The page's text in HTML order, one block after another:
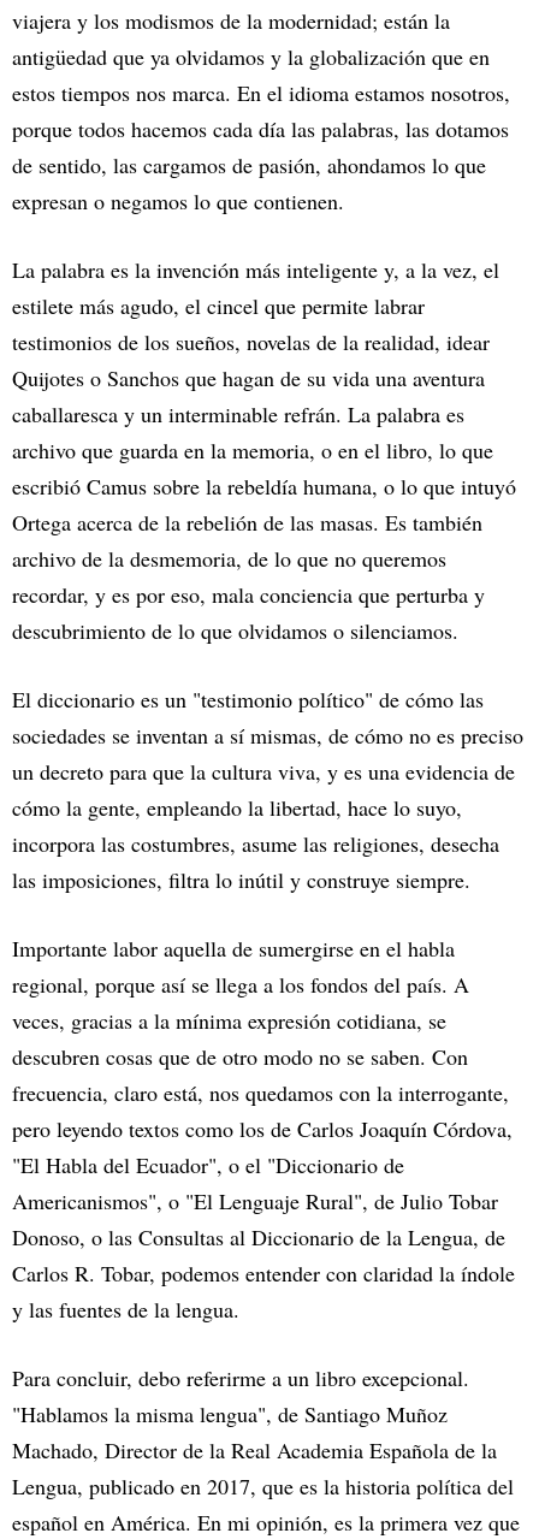
viajera y los modismos de la modernidad; están la
antigüedad que ya olvidamos y la globalización que en
estos tiempos nos marca. En el idioma estamos nosotros,
porque todos hacemos cada día las palabras, las dotamos
de sentido, las cargamos de pasión, ahondamos lo que
expresan o negamos lo que contienen.
La palabra es la invención más inteligente y, a la vez, el
estilete más agudo, el cincel que permite labrar
testimonios de los sueños, novelas de la realidad, idear
Quijotes o Sanchos que hagan de su vida una aventura
caballaresca y un interminable refrán. La palabra es
archivo que guarda en la memoria, o en el libro, lo que
escribió Camus sobre la rebeldía humana, o lo que intuyó
Ortega acerca de la rebelión de las masas. Es también
archivo de la desmemoria, de lo que no queremos
recordar, y es por eso, mala conciencia que perturba y
descubrimiento de lo que olvidamos o silenciamos.
El diccionario es un "testimonio político" de cómo las
sociedades se inventan a sí mismas, de cómo no es preciso
un decreto para que la cultura viva, y es una evidencia de
cómo la gente, empleando la libertad, hace lo suyo,
incorpora las costumbres, asume las religiones, desecha
las imposiciones, filtra lo inútil y construye siempre.
Importante labor aquella de sumergirse en el habla
regional, porque así se llega a los fondos del país. A
veces, gracias a la mínima expresión cotidiana, se
descubren cosas que de otro modo no se saben. Con
frecuencia, claro está, nos quedamos con la interrogante,
pero leyendo textos como los de Carlos Joaquín Córdova,
"El Habla del Ecuador", o el "Diccionario de
Americanismos", o "El Lenguaje Rural", de Julio Tobar
Donoso, o las Consultas al Diccionario de la Lengua, de
Carlos R. Tobar, podemos entender con claridad la índole
y las fuentes de la lengua.
Para concluir, debo referirme a un libro excepcional.
"Hablamos la misma lengua", de Santiago Muñoz
Machado, Director de la Real Academia Española de la
Lengua, publicado en 2017, que es la historia política del
español en América. En mi opinión, es la primera vez que